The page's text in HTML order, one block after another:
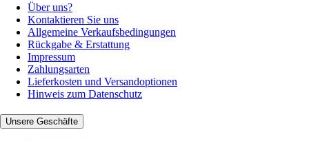
Über uns?
Kontaktieren Sie uns
Allgemeine Verkaufsbedingungen
Rückgabe & Erstattung
Impressum
Zahlungsarten
Lieferkosten und Versandoptionen
Hinweis zum Datenschutz
Unsere Geschäfte